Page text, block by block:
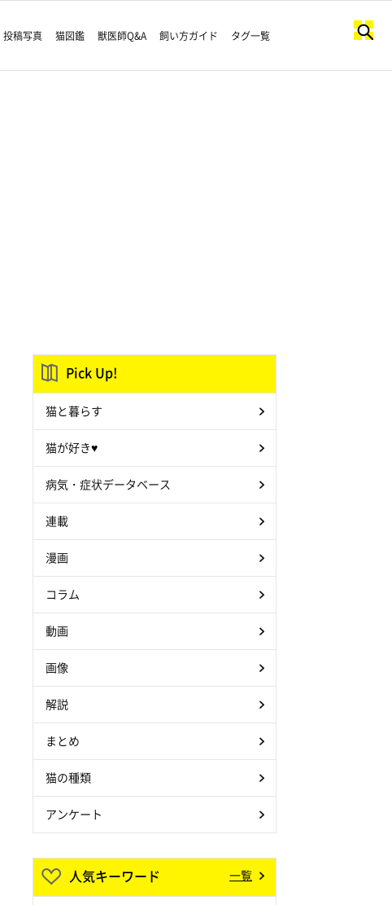
投稿写真 猫図鑑 獣医師Q&A 飼い方ガイド タグ一覧
Pick Up!
猫と暮らす
猫が好き♥
病気・症状データベース
連載
漫画
コラム
動画
画像
解説
まとめ
猫の種類
アンケート
人気キーワード 一覧